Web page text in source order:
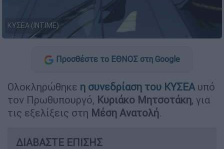
ΚΥΣΕΑ (INTIME)
Προσθέστε το ΕΘΝΟΣ στη Google
Ολοκληρώθηκε η συνεδρίαση του ΚΥΣΕΑ υπό
τον Πρωθυπουργό, Κυριάκο Μητσοτάκη, για
τις εξελίξεις στη Μέση Ανατολή.
ΔΙΑΒΑΣΤΕ ΕΠΙΣΗΣ